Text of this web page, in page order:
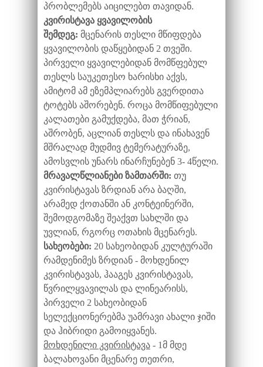
პრობლემებს აიცილებთ თავიდან.
კვირისტავა ყვავილობის
შემდეგ: მცენარის თესლი მწიფდება
ყვავილობის დაწყებიდან 2 თვეში.
პირველი ყვავილებიდან მომწფებულ
თესლს საუკეთესო ხარისხი აქვს,
ამიტომ ამ ეზემპლიარებს გვერდითა
ტოტებს აშორებენ. როცა მომწიფებული
კალათები გამუქდება, მათ ჭრიან,
აშრობენ, აცლიან თესლს და ინახავენ
მშრალად მუდმივ ტემერატურაზე,
ამოსვლის უნარს ინარჩუნებენ 3- 4წელი.
მრავალწლიანები ზამთარში: თუ
კვირისტავას ზრდიან არა ბაღში,
არამედ ქოთანში ან კონტეინერში,
შემოდგომაზე შეაქვთ სახლში და
უვლიან, რგორც ოთახის მცენარეს.
სახეობები: 20 სახეობიდან კულტურაში
რამდენიმეს ზრდიან - მოხდენილ
კვირისტავას, ჰააგეს კვირისტავას,
წვრილყვავილას და ლინეარისს,
პირველი 2 სახეობიდან
სელექციონერებმა უამრავი ახალი ჯიში
და ჰიბრიდი გამოიყვანეს.
მოხდენილი კვირისტავა - 1მ მდე
ბალახოვანი მცენარე თეთრი,